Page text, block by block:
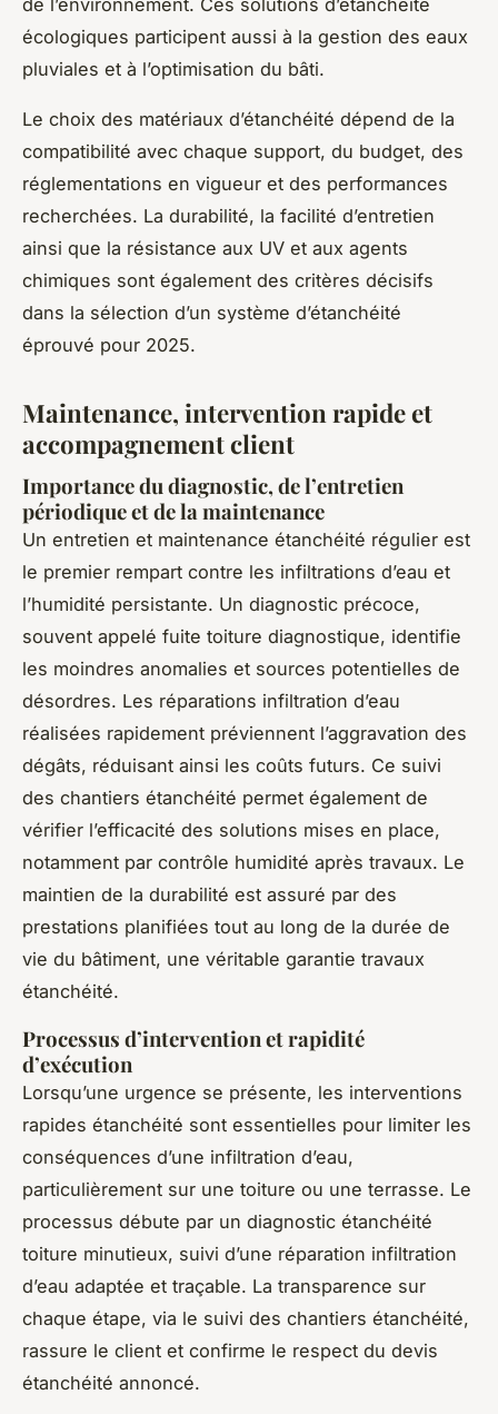
écologiques participent aussi à la gestion des eaux
pluviales et à l’optimisation du bâti.
Le choix des matériaux d’étanchéité dépend de la
compatibilité avec chaque support, du budget, des
réglementations en vigueur et des performances
recherchées. La durabilité, la facilité d’entretien
ainsi que la résistance aux UV et aux agents
chimiques sont également des critères décisifs
dans la sélection d’un système d’étanchéité
éprouvé pour 2025.
Maintenance, intervention rapide et
accompagnement client
Importance du diagnostic, de l’entretien
périodique et de la maintenance
Un entretien et maintenance étanchéité régulier est
le premier rempart contre les infiltrations d’eau et
l’humidité persistante. Un diagnostic précoce,
souvent appelé fuite toiture diagnostique, identifie
les moindres anomalies et sources potentielles de
désordres. Les réparations infiltration d’eau
réalisées rapidement préviennent l’aggravation des
dégâts, réduisant ainsi les coûts futurs. Ce suivi
des chantiers étanchéité permet également de
vérifier l’efficacité des solutions mises en place,
notamment par contrôle humidité après travaux. Le
maintien de la durabilité est assuré par des
prestations planifiées tout au long de la durée de
vie du bâtiment, une véritable garantie travaux
étanchéité.
Processus d’intervention et rapidité
d’exécution
Lorsqu’une urgence se présente, les interventions
rapides étanchéité sont essentielles pour limiter les
conséquences d’une infiltration d’eau,
particulièrement sur une toiture ou une terrasse. Le
processus débute par un diagnostic étanchéité
toiture minutieux, suivi d’une réparation infiltration
d’eau adaptée et traçable. La transparence sur
chaque étape, via le suivi des chantiers étanchéité,
rassure le client et confirme le respect du devis
étanchéité annoncé.